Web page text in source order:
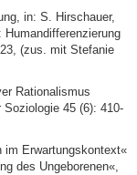
in: S. Hirschauer,
(zus. mit Stefanie
Rationalismus
45 (6): 410-
Erwartungskontext«
des Ungeborenen«,